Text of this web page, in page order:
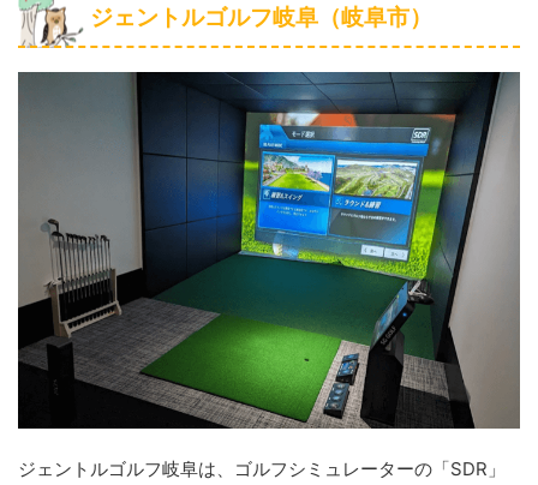
ジェントルゴルフ岐阜（岐阜市）
ジェントルゴルフ岐阜は、ゴルフシミュレーターの「SDR」